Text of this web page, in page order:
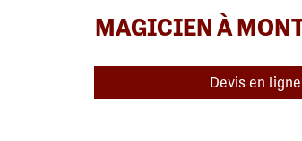
MAGICIEN À
Devis en ligne